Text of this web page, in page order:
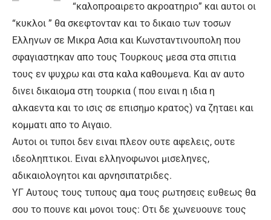
“καλοπροαιρετο ακροατηριο” και αυτοι οι
“κυκλοι ” θα σκεφτονταν και το δικαιο των τοσων
Ελληνων σε Μικρα Ασια και Κωνσταντινουπολη που
σφαγιαστηκαν απο τους Τουρκους μεσα στα σπιτια
τους εν ψυχρω και στα καλα καθουμενα. Και αν αυτο
δινει δικαιομα στη τουρκια ( που ειναι η ιδια η
αλκαεντα και το ισις σε επισημο κρατος) να ζηταει και
κομματι απο το Αιγαιο.
Αυτοι οι τυποι δεν ειναι πλεον ουτε αφελεις, ουτε
ιδεοληπτικοι. Ειναι ελληνοφωνοι μισεληνες,
αδικαιολογητοι και αρνησιπατριδες.
ΥΓ Αυτους τους τυπους αμα τους ρωτησεις ευθεως θα
σου το πουνε και μονοι τους: Οτι δε χωνευουνε τους